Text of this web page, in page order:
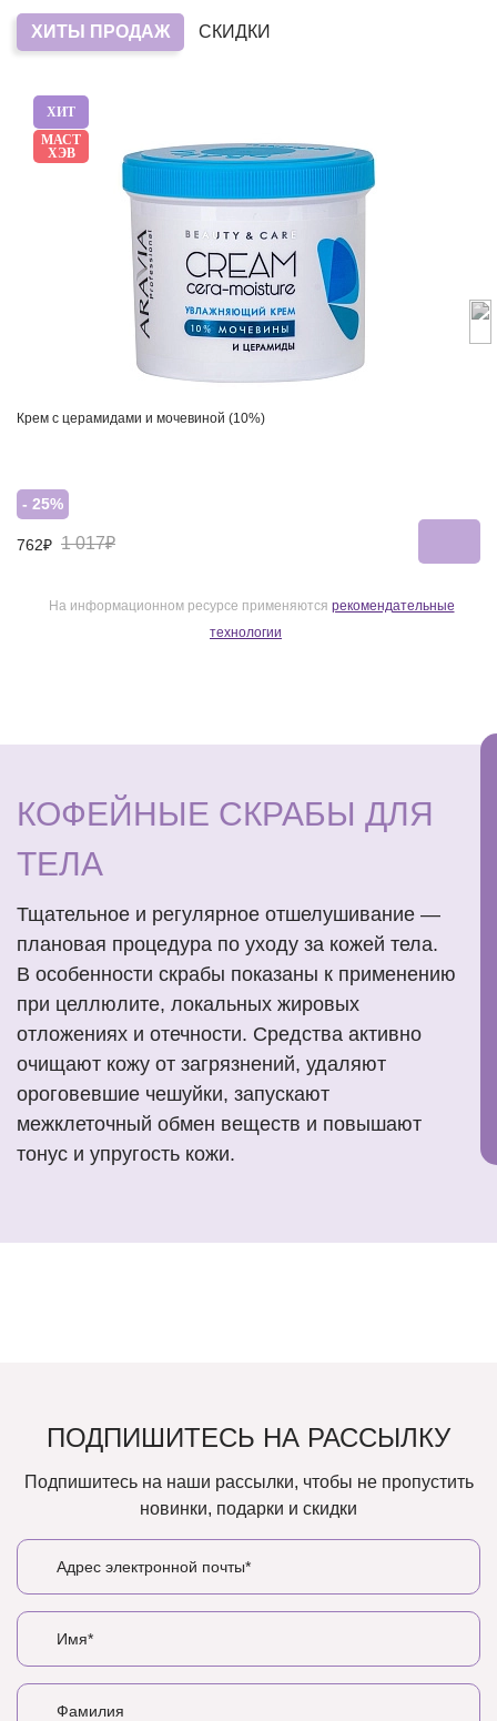
ХИТЫ ПРОДАЖ СКИДКИ
ХИТ
МАСТ
ХЭВ
Крем с церамидами и мочевиной (10%)
- 25%
762₽ 1 017₽
На информационном ресурсе применяются рекомендательные
технологии
КОФЕЙНЫЕ СКРАБЫ ДЛЯ
ТЕЛА
Тщательное и регулярное отшелушивание —
плановая процедура по уходу за кожей тела.
В особенности скрабы показаны к применению
при целлюлите, локальных жировых
отложениях и отечности. Средства активно
очищают кожу от загрязнений, удаляют
ороговевшие чешуйки, запускают
межклеточный обмен веществ и повышают
тонус и упругость кожи.
ПОДПИШИТЕСЬ НА РАССЫЛКУ
Подпишитесь на наши рассылки, чтобы не пропустить
новинки, подарки и скидки